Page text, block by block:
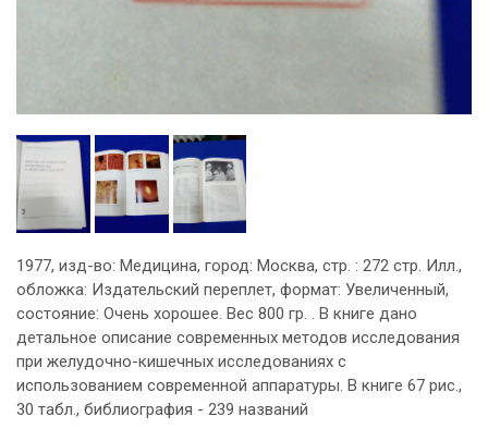
1977, изд-во: Медицина, город: Москва, стр. : 272 стр. Илл.,
обложка: Издательский переплет, формат: Увеличенный,
состояние: Очень хорошее. Вес 800 гр. . В книге дано
детальное описание современных методов исследования
при желудочно-кишечных исследованиях с
использованием современной аппаратуры. В книге 67 рис.,
30 табл., библиография - 239 названий